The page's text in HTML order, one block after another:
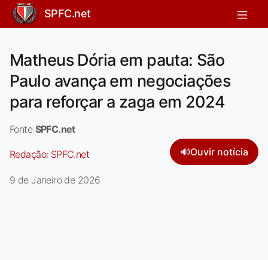
SPFC.net
Matheus Dória em pauta: São
Paulo avança em negociações
para reforçar a zaga em 2024
Fonte SPFC.net
Redação: SPFC.net 🔊Ouvir notícia
9 de Janeiro de 2026